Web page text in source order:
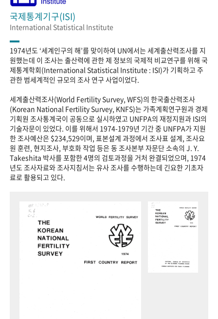
국제통계기구(ISI)
International Statistical Institute
1974년도 ‘세계인구의 해’를 맞이하여 UN에서는 세계출산력조사를 지
원했는데 이 조사는 출산력에 관한 제 정보의 국제적 비교연구를 위해 국
제통계학회(International Statistical Institute : ISI)가 기획하고 주
관한 범세계적인 규모의 조사 연구 사업이었다.
세계출산력조사(World Fertility Survey, WFS)의 한국출산력조사
(Korean National Fertility Survey, KNFS)는 가족계획연구원과 경제
기획원 조사통계국이 공동으로 실시하였고 UNFPA의 재정지원과 ISI의
기술자문이 있었다. 이를 위해서 1974-1979년 기간 중 UNFPA가 지원
한 조사예산은 $234,529이며, 표본설계 과정에서 조사표 설계, 조사요
원 훈련, 현지조사, 부호화 작업 등은 동 조사본부 자문단 소속의 J. Y.
Takeshita 박사를 포함한 4명의 검토과정을 거처 완결되었으며, 1974
년도 조사자료와 조사지침서는 유사 조사를 수행하는데 긴요한 기초자
료로 활용되고 있다.